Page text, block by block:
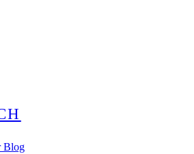
Blog